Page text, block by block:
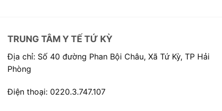
TRUNG TÂM Y TẾ TỨ KỲ
Địa chỉ: Số 40 đường Phan Bội Châu, Xã Tứ Kỳ, TP Hải
Phòng
Điện thoại: 0220.3.747.107